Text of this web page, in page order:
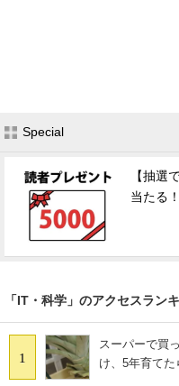
Special
【抽選
当たる
「IT・科学」のアクセスラン
1
スーパーで買
け、5年育て